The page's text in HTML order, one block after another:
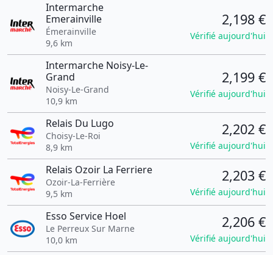
Intermarche
Emerainville
Émerainville
9,6 km
2,198 €
Vérifié aujourd'hui
Intermarche Noisy-Le-
Grand
Noisy-Le-Grand
10,9 km
2,199 €
Vérifié aujourd'hui
Relais Du Lugo
Choisy-Le-Roi
8,9 km
2,202 €
Vérifié aujourd'hui
Relais Ozoir La Ferriere
Ozoir-La-Ferrière
9,5 km
2,203 €
Vérifié aujourd'hui
Esso Service Hoel
Le Perreux Sur Marne
10,0 km
2,206 €
Vérifié aujourd'hui